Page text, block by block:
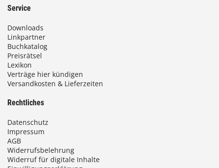
Service
Downloads
Linkpartner
Buchkatalog
Preisrätsel
Lexikon
Verträge hier kündigen
Versandkosten & Lieferzeiten
Rechtliches
Datenschutz
Impressum
AGB
Widerrufsbelehrung
Widerruf für digitale Inhalte